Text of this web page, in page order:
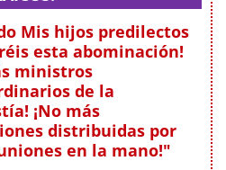
Mis hijos predilectos
esta abominación!
ministros
de la
¡No más
distribuidas por
en la mano!"